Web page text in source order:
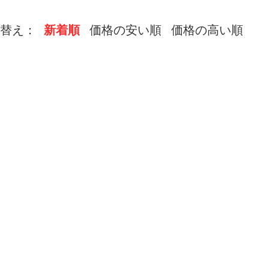
え： 新着順 価格の安い順 価格の高い順